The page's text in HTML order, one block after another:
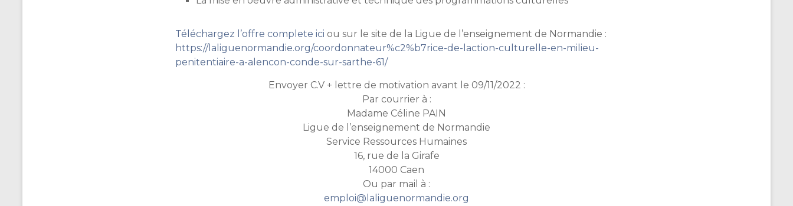
Téléchargez l’offre complete ici ou sur le site de la Ligue de l’enseignement de Normandie :
https://laliguenormandie.org/coordonnateur%c2%b7rice-de-laction-culturelle-en-milieu-
penitentiaire-a-alencon-conde-sur-sarthe-61/
Envoyer C.V + lettre de motivation avant le 09/11/2022 :
Par courrier à :
Madame Céline PAIN
Ligue de l’enseignement de Normandie
Service Ressources Humaines
16, rue de la Girafe
14000 Caen
Ou par mail à :
emploi@laliguenormandie.org